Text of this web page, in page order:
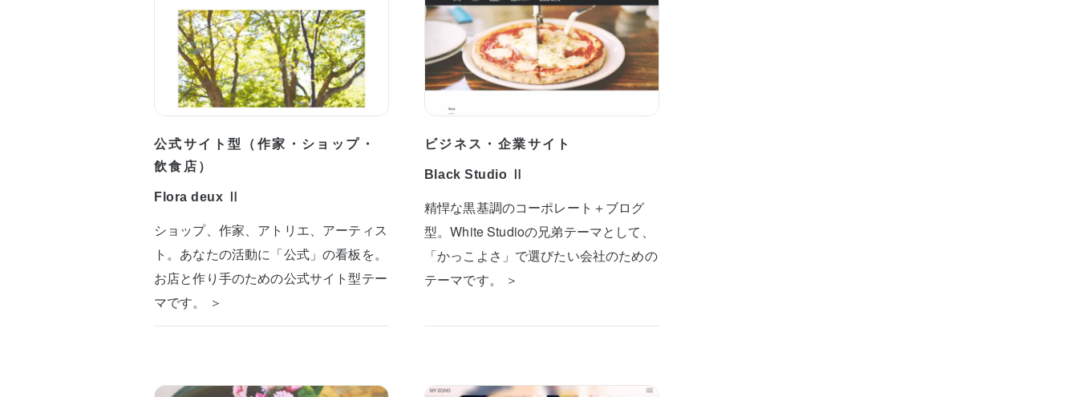
公式サイト型（作家・ショップ・
飲食店）
Flora deux Ⅱ
ショップ、作家、アトリエ、アーティス
ト。あなたの活動に「公式」の看板を。
お店と作り手のための公式サイト型テー
マです。 ＞
ビジネス・企業サイト
Black Studio Ⅱ
精悍な黒基調のコーポレート＋ブログ
型。White Studioの兄弟テーマとして、
「かっこよさ」で選びたい会社のための
テーマです。 ＞